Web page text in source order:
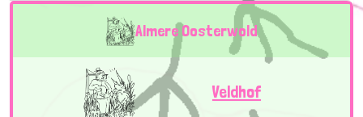
Almere Oosterwold
Veldhof